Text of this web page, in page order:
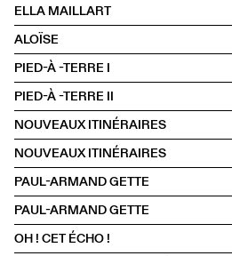
ELLA MAILLART
ALOÏSE
PIED-À -TERRE I
PIED-À -TERRE II
NOUVEAUX ITINÉRAIRES
NOUVEAUX ITINÉRAIRES
PAUL-ARMAND GETTE
PAUL-ARMAND GETTE
OH ! CET ÉCHO !